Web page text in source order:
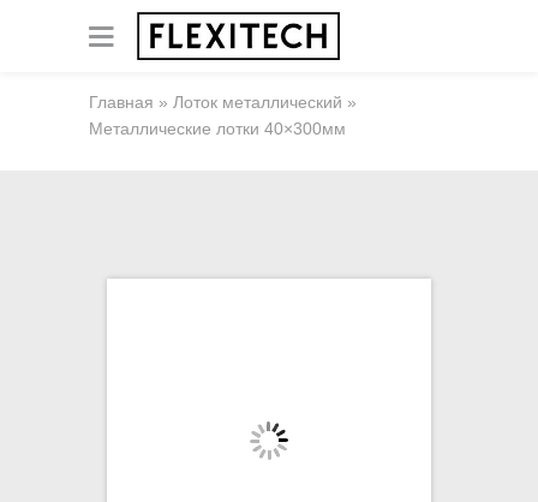
Главная » Лоток металлический »
Металлические лотки 40×300мм